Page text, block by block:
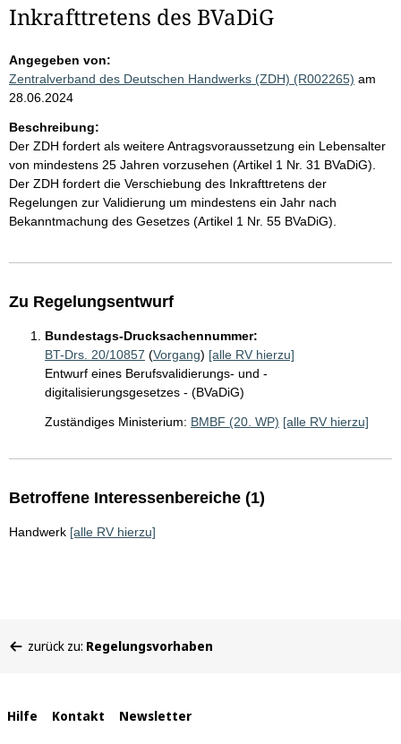
Inkrafttretens des BVaDiG
Angegeben von:
Zentralverband des Deutschen Handwerks (ZDH) (R002265) am
28.06.2024
Beschreibung:
Der ZDH fordert als weitere Antragsvoraussetzung ein Lebensalter
von mindestens 25 Jahren vorzusehen (Artikel 1 Nr. 31 BVaDiG).
Der ZDH fordert die Verschiebung des Inkrafttretens der
Regelungen zur Validierung um mindestens ein Jahr nach
Bekanntmachung des Gesetzes (Artikel 1 Nr. 55 BVaDiG).
Zu Regelungsentwurf
Bundestags-Drucksachennummer:
BT-Drs. 20/10857 (Vorgang) [alle RV hierzu]
Entwurf eines Berufsvalidierungs- und -
digitalisierungsgesetzes - (BVaDiG)
Zuständiges Ministerium: BMBF (20. WP) [alle RV hierzu]
Betroffene Interessenbereiche (1)
Handwerk [alle RV hierzu]
befinden
zurück zu: Regelungsvorhaben
Interne
Hilfe Kontakt Newsletter